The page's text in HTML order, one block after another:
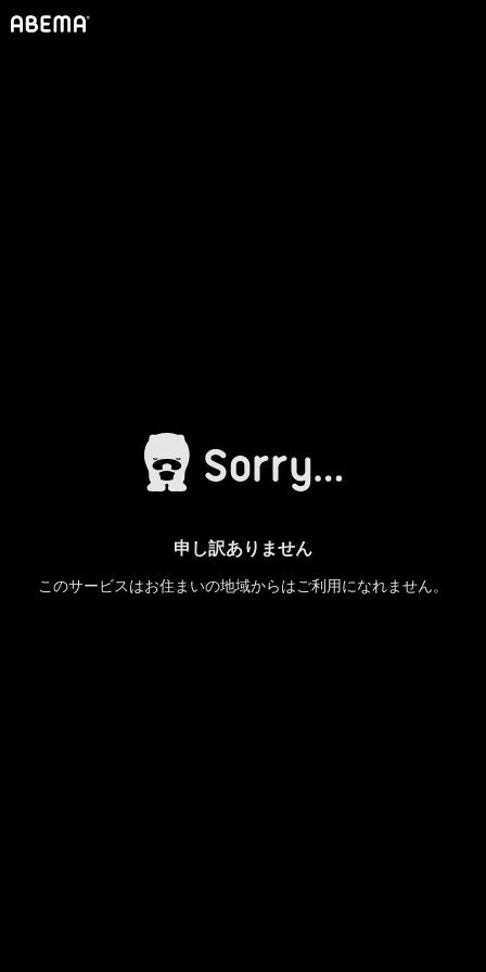
申し訳ありません
このサービスはお住まいの地域からはご利用になれません。